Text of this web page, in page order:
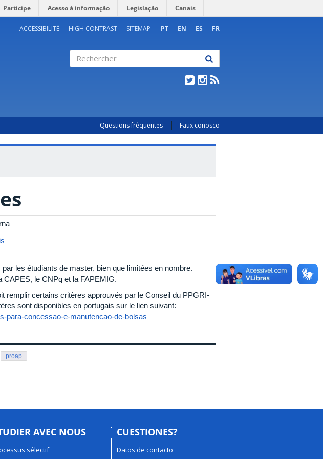
Participe Acesso à informação Legislação Canais
PT EN ES FR
ACCESSIBILITÉ HIGH CONTRAST SITEMAP
Questions fréquentes Faux conosco
les étudiants de master, bien que limitées en nombre.
CAPES, le CNPq et la FAPEMIG.
remplir certains critères approuvés par le Conseil du PPGRI-
sont disponibles en portugais sur le lien suivant:
para-concessao-e-manutencao-de-bolsas
proap
AVEC NOUS
sélectif
CUESTIONES?
Datos de contacto